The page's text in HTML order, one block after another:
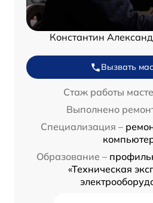
Константин
Вызвать
Стаж работы
Выполнено
Специализация –
Образование –
«Техническая